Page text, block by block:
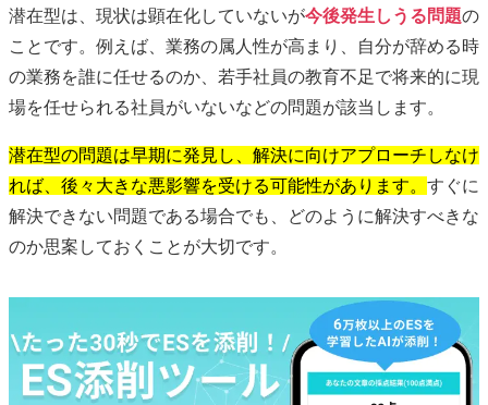
潜在型は、現状は顕在化していないが今後発生しうる問題の
ことです。例えば、業務の属人性が高まり、自分が辞める時
の業務を誰に任せるのか、若手社員の教育不足で将来的に現
場を任せられる社員がいないなどの問題が該当します。
潜在型の問題は早期に発見し、解決に向けアプローチしなけ
れば、後々大きな悪影響を受ける可能性があります。 すぐに
解決できない問題である場合でも、どのように解決すべきな
のか思案しておくことが大切です。